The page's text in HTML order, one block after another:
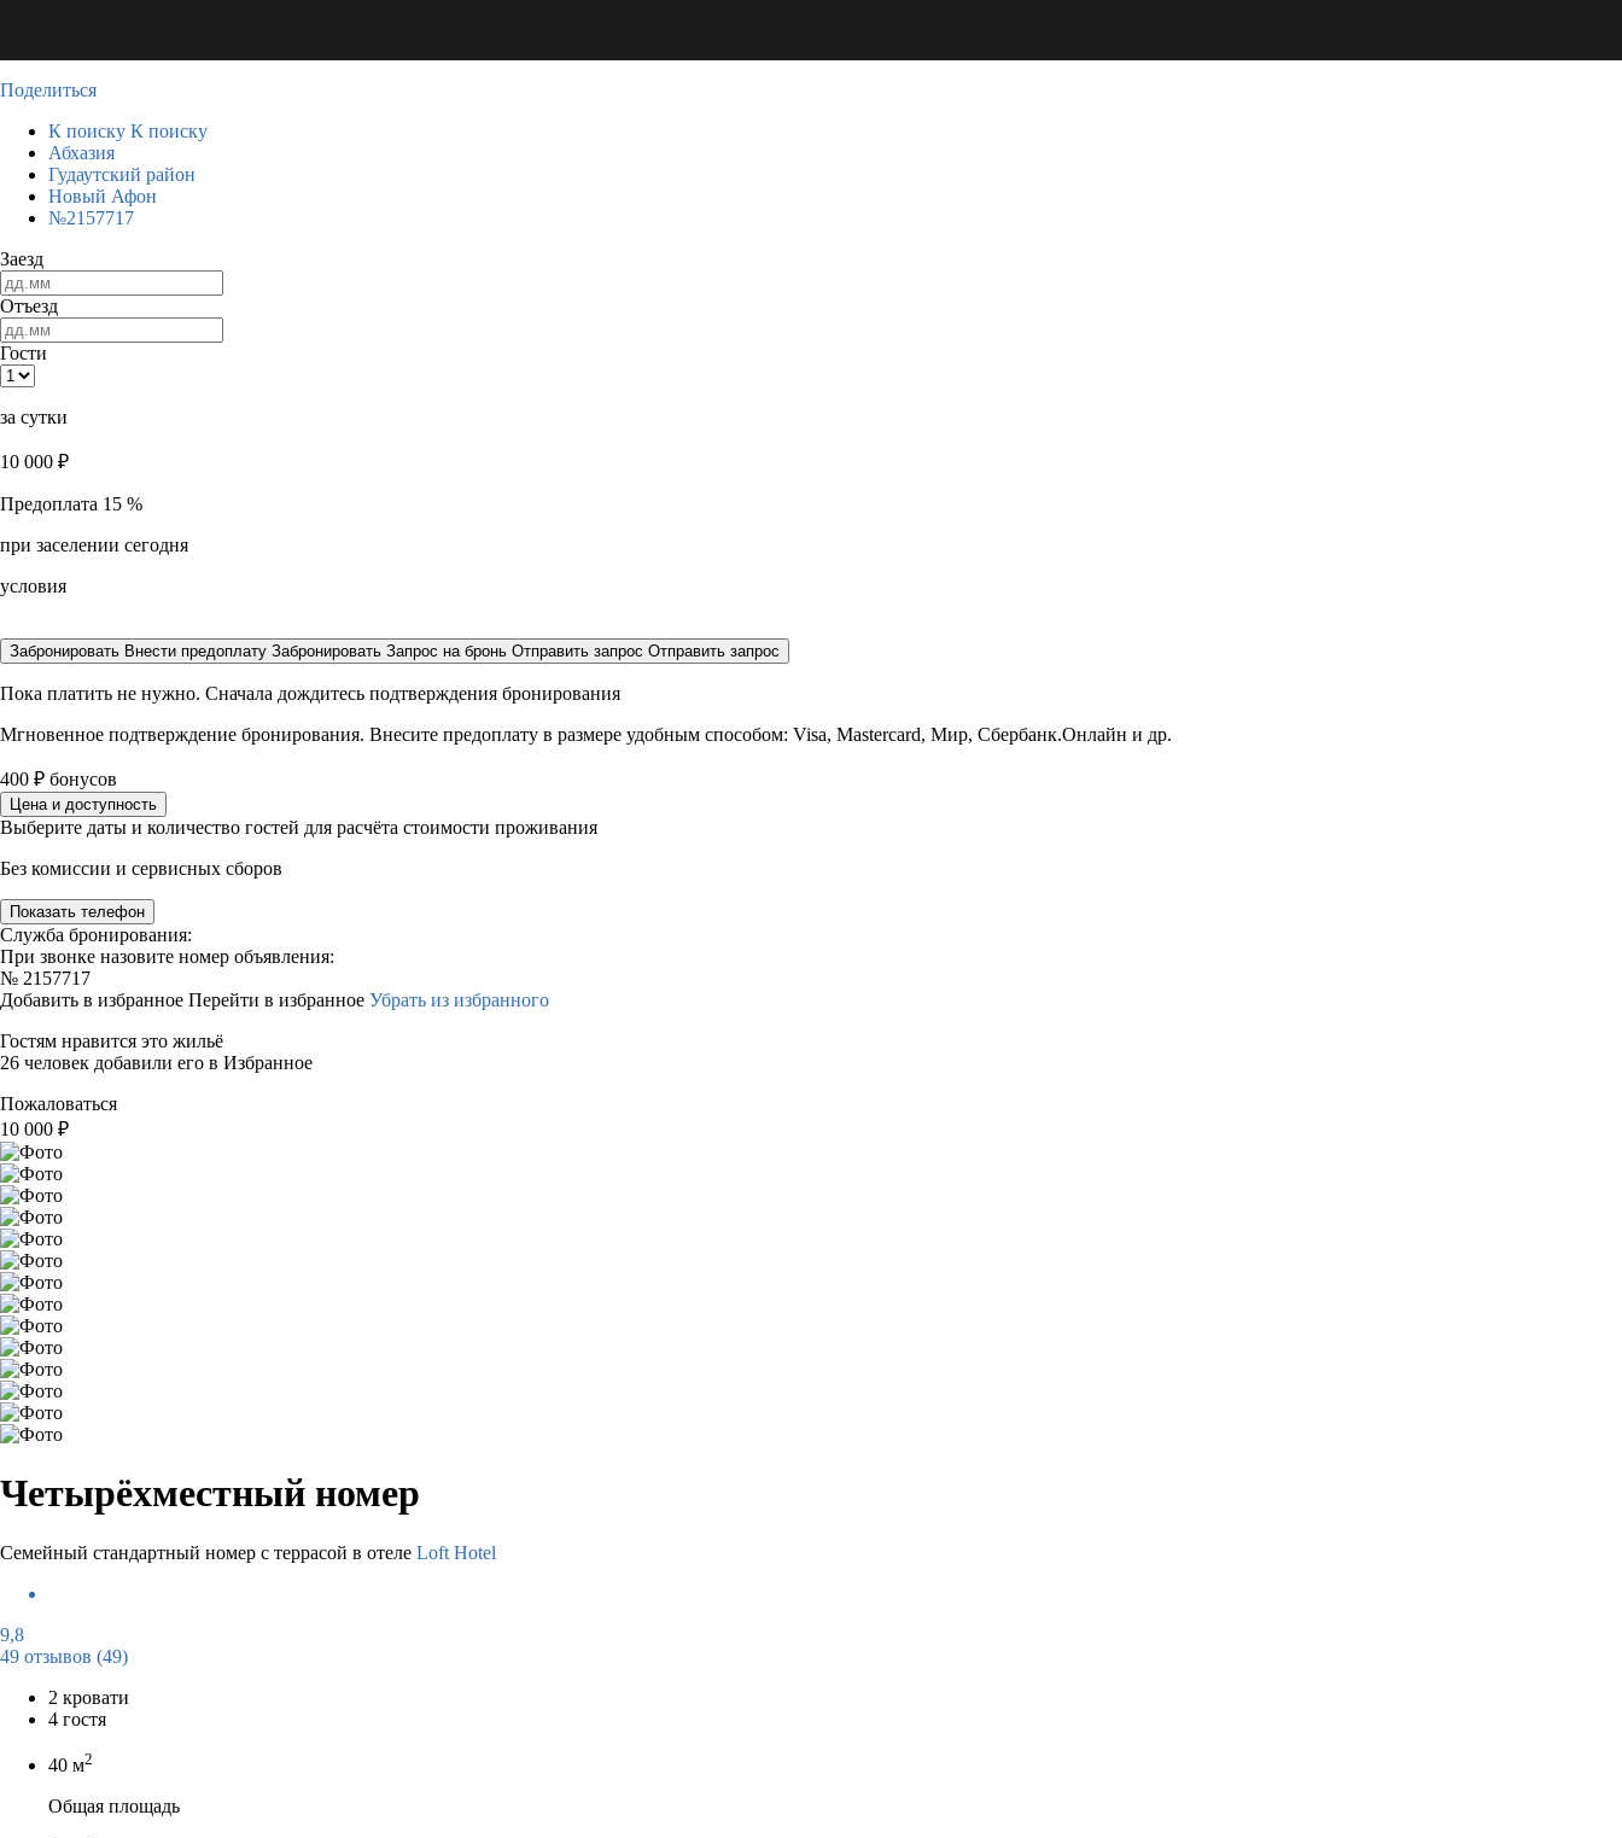
Поделиться
К поиску К поиску
Абхазия
Гудаутский район
Новый Афон
№2157717
Заезд
Отъезд
Гости
за сутки
10 000 ₽
Предоплата 15 %
при заселении сегодня
условия
Забронировать Внести предоплату Забронировать Запрос на бронь Отправить запрос Отправить запрос
Пока платить не нужно. Сначала дождитесь подтверждения бронирования
Мгновенное подтверждение бронирования. Внесите предоплату в размере удобным способом: Visa, Mastercard, Мир, Сбербанк.Онлайн и др.
400 ₽ бонусов
Цена и доступность
Выберите даты и количество гостей для расчёта стоимости проживания
Без комиссии и сервисных сборов
Показать телефон
Служба бронирования:
При звонке назовите номер объявления:
№ 2157717
Добавить в избранное Перейти в избранное Убрать из избранного
Гостям нравится это жильё
26 человек добавили его в Избранное
Пожаловаться
10 000 ₽
Четырёхместный номер
Семейный стандартный номер с террасой в отеле Loft Hotel
9,8
49 отзывов (49)
2 кровати
4 гостя
40 м2
Общая площадь